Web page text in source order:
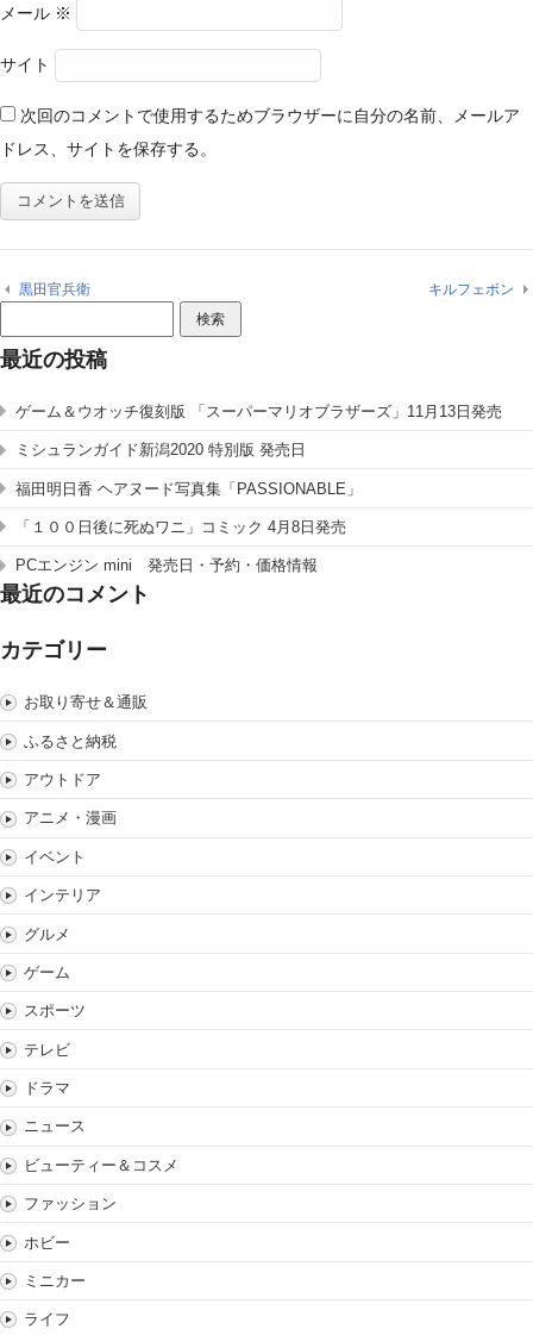
メール ※
サイト
次回のコメントで使用するためブラウザーに自分の名前、メールア
ドレス、サイトを保存する。
黒田官兵衛 キルフェボン
索:
最近の投稿
ゲーム＆ウオッチ復刻版 「スーパーマリオブラザーズ」11月13日発売
ミシュランガイド新潟2020 特別版 発売日
福田明日香 ヘアヌード写真集「PASSIONABLE」
「１００日後に死ぬワニ」コミック 4月8日発売
PCエンジン mini 発売日・予約・価格情報
最近のコメント
カテゴリー
お取り寄せ＆通販
ふるさと納税
アウトドア
アニメ・漫画
イベント
インテリア
グルメ
ゲーム
スポーツ
テレビ
ドラマ
ニュース
ビューティー＆コスメ
ファッション
ホビー
ミニカー
ライフ